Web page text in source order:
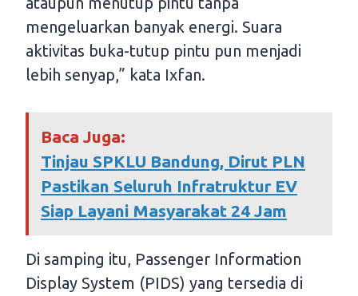
mengeluarkan banyak energi. Suara
aktivitas buka-tutup pintu pun menjadi
lebih senyap,” kata Ixfan.
Baca Juga:
Tinjau SPKLU Bandung, Dirut PLN
Pastikan Seluruh Infratruktur EV
Siap Layani Masyarakat 24 Jam
Di samping itu, Passenger Information
Display System (PIDS) yang tersedia di